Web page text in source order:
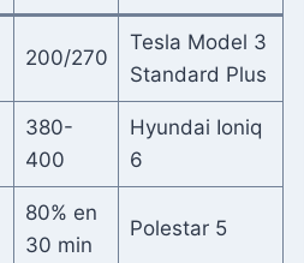
200/270
Tesla Model 3
Standard Plus
380-
400
Hyundai Ioniq
6
80% en
30 min
Polestar 5